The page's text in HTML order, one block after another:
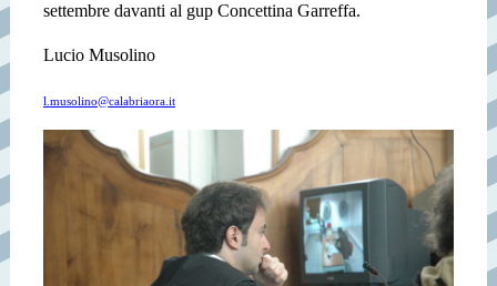
settembre davanti al gup Concettina Garreffa.
Lucio Musolino
l.musolino@calabriaora.it